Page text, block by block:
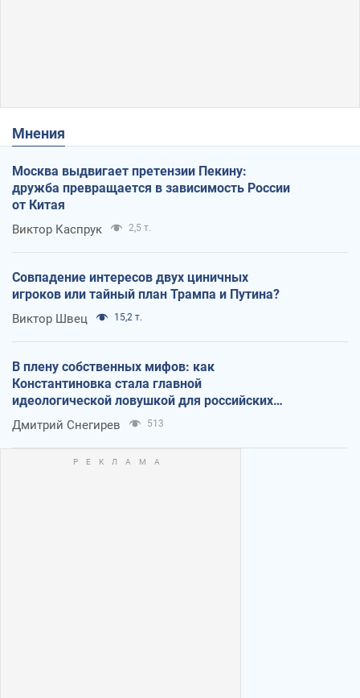
Мнения
Москва выдвигает претензии Пекину:
дружба превращается в зависимость России
от Китая
Виктор Каспрук 2,5 т.
Совпадение интересов двух циничных
игроков или тайный план Трампа и Путина?
Виктор Швец 15,2 т.
В плену собственных мифов: как
Константиновка стала главной
идеологической ловушкой для российских
оккупантов
Дмитрий Снегирев 513